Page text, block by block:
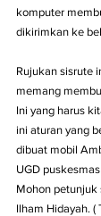
komputer
dikirimkan ke
Rujukan sisrute
memang
Ini yang harus
ini aturan yang
dibuat mobil
UGD
Mohon petunjuk
Ilham Hidayah. (